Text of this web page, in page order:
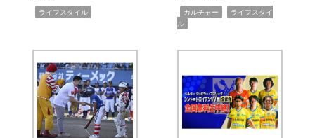
ライフスタイル カルチャー
ライフスタイ
ル